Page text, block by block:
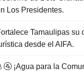
Los Presidentes.
Tamaulipas su
desde el AIFA.
¡Agua para la